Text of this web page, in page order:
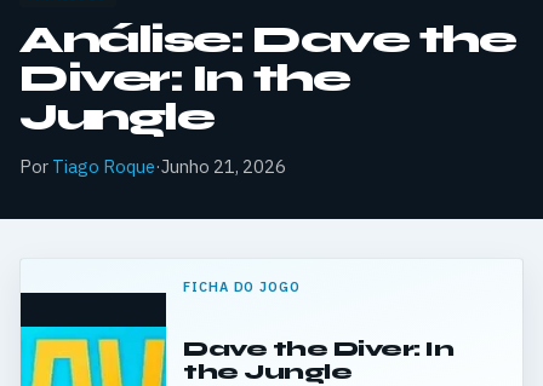
Análise: Dave the
Diver: In the
Jungle
Por Tiago Roque·Junho 21, 2026
FICHA DO JOGO
Dave the Diver: In
the Jungle